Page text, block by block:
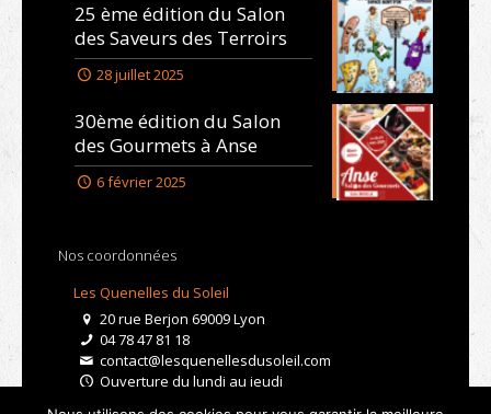
25 ème édition du Salon
des Saveurs des Terroirs
28 juillet 2025
30ème édition du Salon
des Gourmets à Anse
6 février 2025
Nos coordonnées
Les Quenelles du Soleil
20 rue Berjon 69009 Lyon
04 78 47 81 18
contact@lesquenellesdusoleil.com
Ouverture du lundi au jeudi